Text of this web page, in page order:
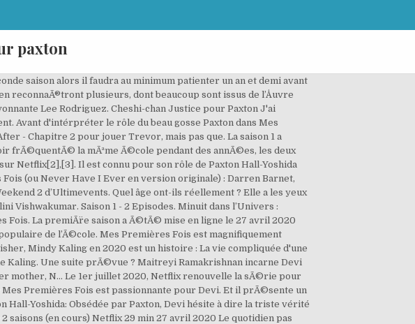
paxton
le sud de la Californie. Pour l’instant on ne sait pas grand-chose à part […] C’est l’histoire de jeunes qui expérimentent leurs premières fois. Paxton Hall-Yoshida. Mes Premières Fois - Série (2020) Série de Mindy Kaling et Lang Fisher Comédie 2 saisons (en cours) Netflix 29 min 27 avril 2020 Le quotidien pas toujours facile de … Mes premières fois: Les acteurs annoncent qu’il y aura une saison 2. Elle est diffusée depuis le 27 avril 2020 sur Netflix [ 1 ] , [ 2 ] . Lee Rodriguez. Kamala. Mes Premières fois et Paxton, son beau gosse : Ok, c'est un peu cliché mais clairement ça nous déplaît pas de se rincer l'œil pendant 10 épisodes. Parce que Mes Premières Fois ce n’est pas que des histoires d’amour, on espère également pouvoir assister à de nouvelles séances de Devi chez le psy. Pourtant, ils jouent des adolescents de 15-16 ans. La sÃ©rie s’inspire de l’Ã©ducation de Kaling et de ses difficultÃ©s en tant qu’Indien d’AmÃ©rique de premiÃ¨re gÃ©nÃ©ration. Le dernier projet tÃ©lÃ©visÃ© de Mindy Kaling, Mes PremiÃ¨res Fois, est arrivÃ© sur Netflix. Après le carton de la première saison de Mes Premières Fois sur Netflix, les fans attendent désormais le renouvellement de la teen-série avec impatience. Source : Netflix (Mes premières fois) Netflix lance une nouvelle série pour adolescents intitulée Mes premières fois. Sendhil Ramamurthy, l'acteur de la série "Flash", fait également partie du casting aux côtés d'un certain John McEnroe qui prête sa voix pour la voix-off de la série. Découvrez le vrai âge des acteurs de Mes premières fois qui jouent les adolescents. Si vous continuez Ã utiliser ce dernier, nous considÃ©rerons que vous acceptez l'utilisation des cookies. Comme Devi ne fait rien pour calmer la rumeur qui court sur elle et Paxton, tout explose. Mes premières fois. Cette comÃ©die de passage Ã l’Ã¢ge adulte est co-crÃ©Ã©e par Kaling et Lang Fisher, qui ont co-Ã©crit des Ã©pisodes du Mindy Project. Richa Moorjani. Nous sommes désolés de vous apprendre que vous devrez faire preuve de patience. Mes premières fois (ou Never Have I Ever en anglais). Avec le Covid-19, tous les tournages ont été retardés. Elle est en deuxiÃ¨me annÃ©e de lycÃ©e, mais elle aspire aussi Ã devenir populaire Ã l’approche de la rentrÃ©e scolaire. Vous allez le découvrir ci-dessous. Minuit dans l’Univers 2 : Quelle date de sortie Netflix ? Mes premières fois (ou Never Have I Ever en anglais). Si vous avez regardé la série de Mindy Kaling, Mes Premières Fois (aka Never Have I Ever en version originale), vous n’êtes certainement pas passé à côté du beau gosse de l’histoire, Paxton, interprété par Darren Barnet.Figurez-vous que son personnage est à l’origine d’un tout nouveau challenge TikTok. The Clone Wars : Quel Ã¢ge Ã Ahsoka Tano Ã la fin de la Saison 7 ? Mes premières fois Mes Premières Fois est magnifiquement portée par des acteurs qui ne font pas du tout leurs âges ! Mes Premières Fois est magnifiquement portée par des acteurs qui ne font pas du tout leurs âges ! Tout cela offre tous un large éventail de personnages. The only wild card when it comes to the cast is Sendhil Ramamurthy, who plays Devi’s father Mohan Venkatesan. L'histoire ? ... Obsédée par Paxton, Devi hésite à dire la triste vérité à ses amies. Quel âge ont-ils réellement ? Toutes les infos. Après une année compliquée, Devi, une ado indo-américaine, décide de tout faire pour devenir populaire et attirer le mec le plus cool du lycée, Paxto, joué par Darren Barnet. L’épisode 5 de la saison 1 de la série Mes premières fois est très bien pensé du début, dès les premières scènes, jusqu’à la fin. Mes Premières Fois est une série TV de Mindy Kaling et Lang Fisher avec Maitreyi Ramakrishnan (Devi), Richa Moorjani (Kamala). Retrouvez tout le casting de la saison 1 de la série Mes Premières Fois: les acteurs, les réalisateurs et les scénaristes Elle est en deuxième année de lycée, mais elle aspire aussi à … Mes Premières Fois est une série TV de Mindy Kaling et Lang Fisher avec Maitreyi Ramakrishnan (Devi), Richa Moorjani (Kamala). Vous allez le découvrir ci-dessous. Iris est elle Sully ? On vous dit tout !